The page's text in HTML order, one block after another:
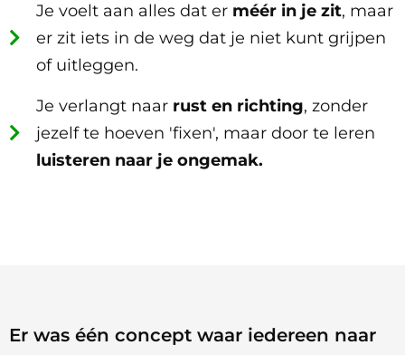
Je voelt aan alles dat er méér in je zit, maar
er zit iets in de weg dat je niet kunt grijpen
of uitleggen.
Je verlangt naar rust en richting, zonder
jezelf te hoeven 'fixen', maar door te leren
luisteren naar je ongemak.
Er was één concept waar iedereen naar